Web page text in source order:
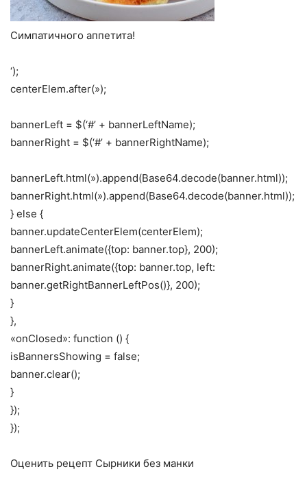
Симпатичного аппетита!
‘);
centerElem.after(»);
bannerLeft = $(‘#’ + bannerLeftName);
bannerRight = $(‘#’ + bannerRightName);
bannerLeft.html(»).append(Base64.decode(banner.html));
bannerRight.html(»).append(Base64.decode(banner.html));
} else {
banner.updateCenterElem(centerElem);
bannerLeft.animate({top: banner.top}, 200);
bannerRight.animate({top: banner.top, left:
banner.getRightBannerLeftPos()}, 200);
}
},
«onClosed»: function () {
isBannersShowing = false;
banner.clear();
}
});
});
Оценить рецепт Сырники без манки